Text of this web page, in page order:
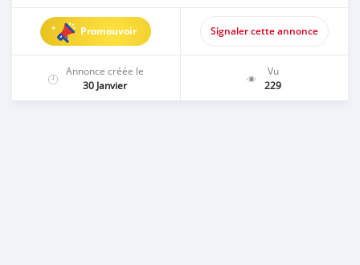
Promouvoir Signaler cette annonce
Annonce créée le
30 Janvier
Vu
229